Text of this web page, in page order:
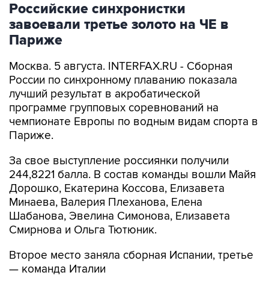
Российские синхронистки
завоевали третье золото на ЧЕ в
Париже
Москва. 5 августа. INTERFAX.RU - Сборная
России по синхронному плаванию показала
лучший результат в акробатической
программе групповых соревнований на
чемпионате Европы по водным видам спорта в
Париже.
За свое выступление россиянки получили
244,8221 балла. В состав команды вошли Майя
Дорошко, Екатерина Коссова, Елизавета
Минаева, Валерия Плеханова, Елена
Шабанова, Эвелина Симонова, Елизавета
Смирнова и Ольга Тютюник.
Второе место заняла сборная Испании, третье
— команда Италии